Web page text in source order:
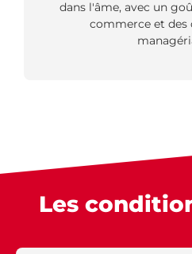
dans l'âme, avec un
commerce et des
Les